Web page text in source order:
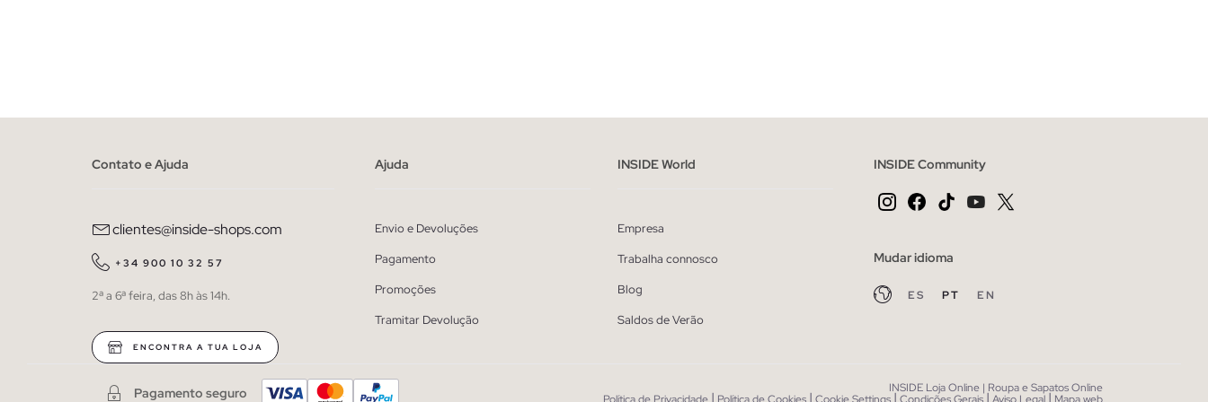
Contato e Ajuda
clientes@inside-shops.com
+34 900 10 32 57
2ª a 6ª feira, das 8h às 14h.
ENCONTRA A TUA LOJA
Ajuda
Envio e Devoluções
Pagamento
Promoções
Tramitar Devolução
INSIDE World
Empresa
Trabalha connosco
Blog
Saldos de Verão
INSIDE Community
Mudar idioma
ES PT EN
Pagamento seguro
INSIDE Loja Online | Roupa e Sapatos Online
| | | | |